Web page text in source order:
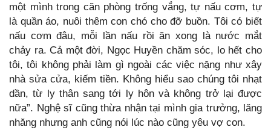
một mình trong căn phòng trống vắng, tự nấu cơm, tự
là quần áo, nuôi thêm con chó cho đỡ buồn. Tôi có biết
nấu cơm đâu, mỗi lần nấu rồi ăn xong là nước mắt
chảy ra. Cả một đời, Ngọc Huyền chăm sóc, lo hết cho
tôi, tôi không phải làm gì ngoài các việc nặng như xây
nhà sửa cửa, kiếm tiền. Không hiểu sao chúng tôi nhạt
dần, từ ly thân sang tới ly hôn và không trở lại được
nữa”. Nghệ sĩ cũng thừa nhận tại mình gia trưởng, lăng
nhăng nhưng anh cũng nói lúc nào cũng yêu vợ con.